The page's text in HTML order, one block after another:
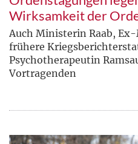
Wirksamkeit der
Auch Ministerin Raab,
frühere
Psychotherapeutin
Vortragenden